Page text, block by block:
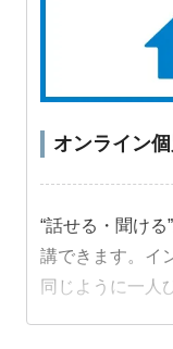
オンライン
“話せる・聞け
講できます。イ
同じように一人